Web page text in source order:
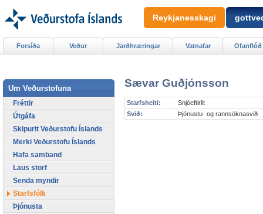
Sævar Guðjónsson
Starfsheiti:
Snjóeftirlit
Svið:
Þjónustu- og rannsóknasvið
Forsíða Veður Jarðhræringar Vatnafar Ofanflóð
Um Veðurstofuna
Fréttir
Útgáfa
Skipurit Veðurstofu Íslands
Merki Veðurstofu Íslands
Hafa samband
Laus störf
Senda myndir
Starfsfólk
Þjónusta
Reykjanesskagi